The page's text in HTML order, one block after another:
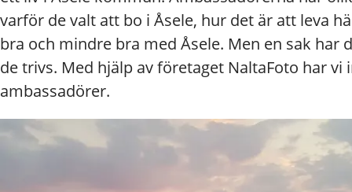
varför de valt att bo i Åsele, hur det är att leva
bra och mindre bra med Åsele. Men en sak har
de trivs. Med hjälp av företaget NaltaFoto har vi
ambassadörer.